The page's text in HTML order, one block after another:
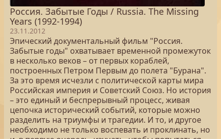
Россия. Забытые Годы / Russia. The Missing
Years (1992-1994)
23.11.2012
Эпический документальный фильм "Россия.
Забытые годы" охватывает временной промежуток
в несколько веков – от первых кораблей,
построенных Петром Первым до полета "Бурана".
За это время исчезли с политической карты мира
Российская империя и Советский Союз. Но история
– это единый и беспрерывный процесс, живая
цепочка исторический событий, которые можно
разделить на триумфы и трагедии. И то, и другое
необходимо не только воспевать и проклинать, но